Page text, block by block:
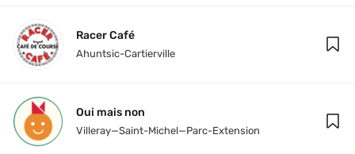
Racer Café
Ahuntsic-Cartierville
Oui mais non
Villeray—Saint-Michel—Parc-Extension